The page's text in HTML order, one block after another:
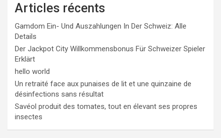
Articles récents
Gamdom Ein- Und Auszahlungen In Der Schweiz: Alle
Details
Der Jackpot City Willkommensbonus Für Schweizer Spieler
Erklärt
hello world
Un retraité face aux punaises de lit et une quinzaine de
désinfections sans résultat
Savéol produit des tomates, tout en élevant ses propres
insectes